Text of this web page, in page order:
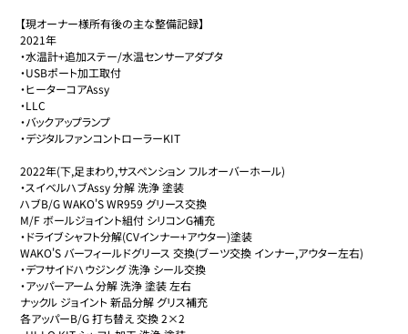
【現オーナー様所有後の主な整備記録】
2021年
・水温計+追加ステー/水温センサーアダプタ
・USBポート加工取付
・ヒーターコアAssy
・LLC
・バックアップランプ
・デジタルファンコントローラーKIT
2022年(下,足まわり,サスペンション フルオーバーホール)
・スイベルハブAssy 分解 洗浄 塗装
ハブB/G WAKO'S WR959 グリース交換
M/F ボールジョイント組付 シリコンG補充
・ドライブシャフト分解(CVインナー+アウター)塗装
WAKO'S バーフィールドグリース 交換(ブーツ交換 インナー,アウター左右)
・デフサイドハウジング 洗浄 シール交換
・アッパーアーム 分解 洗浄 塗装 左右
ナックル ジョイント 新品分解 グリス補充
各アッパーB/G 打ち替え 交換 2×2